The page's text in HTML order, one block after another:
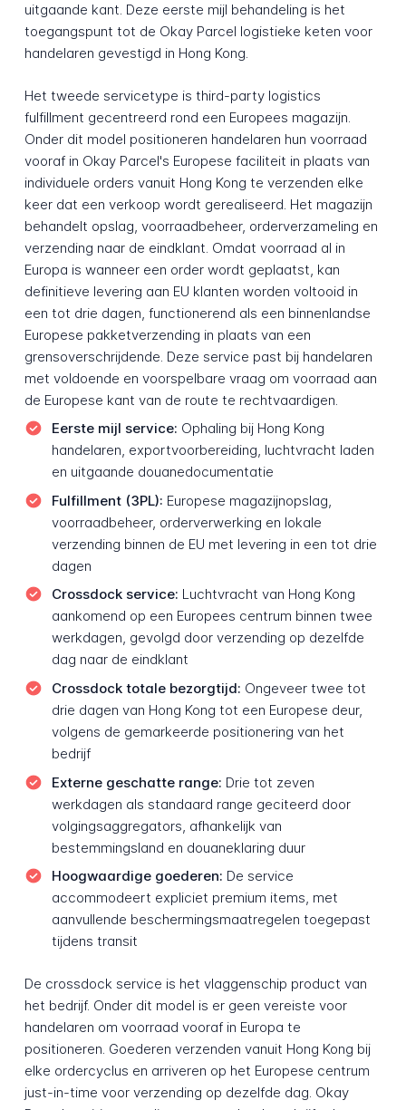
uitgaande kant. Deze eerste mijl behandeling is het
toegangspunt tot de Okay Parcel logistieke keten voor
handelaren gevestigd in Hong Kong.
Het tweede servicetype is third-party logistics
fulfillment gecentreerd rond een Europees magazijn.
Onder dit model positioneren handelaren hun voorraad
vooraf in Okay Parcel's Europese faciliteit in plaats van
individuele orders vanuit Hong Kong te verzenden elke
keer dat een verkoop wordt gerealiseerd. Het magazijn
behandelt opslag, voorraadbeheer, orderverzameling en
verzending naar de eindklant. Omdat voorraad al in
Europa is wanneer een order wordt geplaatst, kan
definitieve levering aan EU klanten worden voltooid in
een tot drie dagen, functionerend als een binnenlandse
Europese pakketverzending in plaats van een
grensoverschrijdende. Deze service past bij handelaren
met voldoende en voorspelbare vraag om voorraad aan
de Europese kant van de route te rechtvaardigen.
Eerste mijl service: Ophaling bij Hong Kong
handelaren, exportvoorbereiding, luchtvracht laden
en uitgaande douanedocumentatie
Fulfillment (3PL): Europese magazijnopslag,
voorraadbeheer, orderverwerking en lokale
verzending binnen de EU met levering in een tot drie
dagen
Crossdock service: Luchtvracht van Hong Kong
aankomend op een Europees centrum binnen twee
werkdagen, gevolgd door verzending op dezelfde
dag naar de eindklant
Crossdock totale bezorgtijd: Ongeveer twee tot
drie dagen van Hong Kong tot een Europese deur,
volgens de gemarkeerde positionering van het
bedrijf
Externe geschatte range: Drie tot zeven
werkdagen als standaard range geciteerd door
volgingsaggregators, afhankelijk van
bestemmingsland en douaneklaring duur
Hoogwaardige goederen: De service
accommodeert expliciet premium items, met
aanvullende beschermingsmaatregelen toegepast
tijdens transit
De crossdock service is het vlaggenschip product van
het bedrijf. Onder dit model is er geen vereiste voor
handelaren om voorraad vooraf in Europa te
positioneren. Goederen verzenden vanuit Hong Kong bij
elke ordercyclus en arriveren op het Europese centrum
just-in-time voor verzending op dezelfde dag. Okay